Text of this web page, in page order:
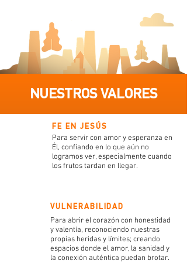
NUESTROS VALORES
FE EN JESÚS
Para servir con amor y esperanza en
Él, confiando en lo que aún no
logramos ver, especialmente cuando
los frutos tardan en llegar.
VULNERABILIDAD
Para abrir el corazón con honestidad
y valentía, reconociendo nuestras
propias heridas y límites; creando
espacios donde el amor, la sanidad y
la conexión auténtica puedan brotar.